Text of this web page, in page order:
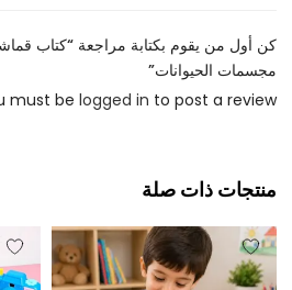
كن أول من يقوم بكتابة مراجعة “كتاب
مجسمات الحيوانات”
must be logged in to post a review.
منتجات ذات صلة